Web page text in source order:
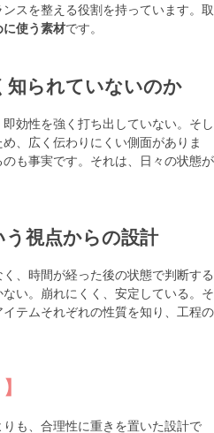
スを整える役割を持っています。取
に使う素材です。
知られていないのか
効性を強く打ち出していない。そし
、広く伝わりにくい側面がありま
も事実です。それは、日々の状態が
視点からの設計
、時間が経った後の状態で判断する
い。崩れにくく、安定している。そ
テムそれぞれの性質を知り、工程の
も、合理性に重きを置いた設計で